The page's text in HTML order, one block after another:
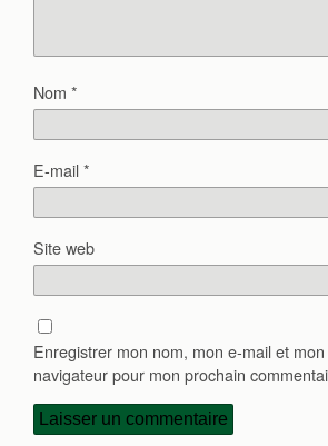
Nom *
E-mail*
Site web
Enregistrer mon nom, mon e-mail et
navigateur pour mon prochain